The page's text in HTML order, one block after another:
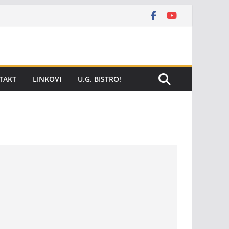
LINKOVI U.G. BISTRO!